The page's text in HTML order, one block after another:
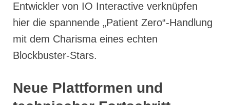
Entwickler von IO Interactive verknüpfen
hier die spannende „Patient Zero“-Handlung
mit dem Charisma eines echten
Blockbuster-Stars.
Neue Plattformen und